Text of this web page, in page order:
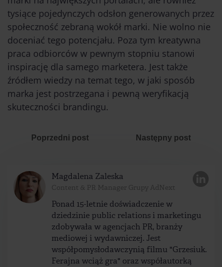
tysiące pojedynczych odsłon generowanych przez
społeczność zebraną wokół marki. Nie wolno nie
doceniać tego potencjału. Poza tym kreatywna
praca odbiorców w pewnym stopniu stanowi
inspirację dla samego marketera. Jest także
źródłem wiedzy na temat tego, w jaki sposób
marka jest postrzegana i pewną weryfikacją
skuteczności brandingu.
Poprzedni post Następny post
Magdalena Zaleska
Ponad 15-letnie doświadczenie w
dziedzinie public relations i marketingu
zdobywała w agencjach PR, branży
mediowej i wydawniczej. Jest
współpomysłodawczynią filmu "Grzesiuk.
Ferajna wciąż gra" oraz współautorką